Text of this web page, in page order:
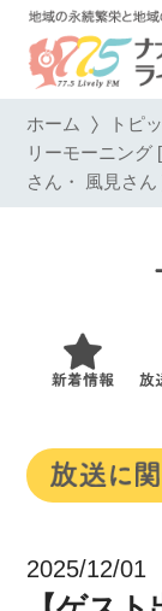
ホーム トピ
リーモーニング
さん・ 風見さん
2025/12/01